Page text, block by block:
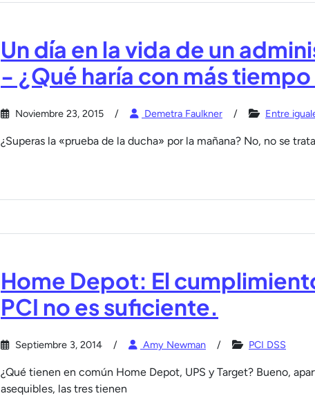
Un día en la vida de un
- ¿Qué haría con más
Noviembre 23, 2015 Demetra Faulkner Entre
¿Superas la «prueba de la ducha» por la mañana? No, no se
Home Depot: El
PCI no es suficiente.
Septiembre 3, 2014 Amy Newman PCI DSS
¿Qué tienen en común Home Depot, UPS y Target? Bueno,
asequibles, las tres tienen